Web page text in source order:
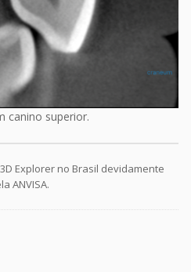
canino superior.
Explorer no Brasil devidamente
ANVISA.